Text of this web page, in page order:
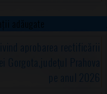
adăugate
aprobarea rectificării
Gorgota,judeţul Prahova
pe anul 2026